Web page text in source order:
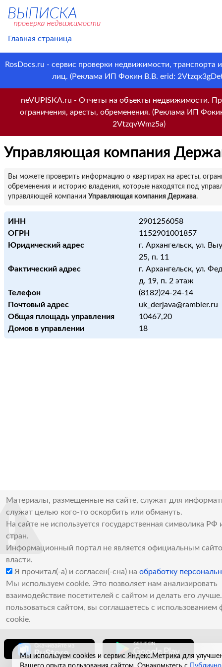
Главная страница
RosDocs.ru - сервис проверки недвижимости, транспорта
лиц. (Реклама ИП Фокин В.В. erid:
neVUPISKA.ru - Отчеты на объекты недвижимости.
ограничения, аресты, обременения. (Реклама ИП
2VtzqvWmz5a)
Управляющая компания
Вы можете проверить информацию о квартирах на аресты,
обременения и историю владения, которые находятся под
управляющей компании Управляющая компания Держава.
ИНН
2901256058
ОГРН
1152901001857
Юридический адрес
г. Архангельск, ул.
25, п. 11
Фактический адрес
г. Архангельск, ул.
д. 19, п. 2 этаж
Телефон
(8182)24-24-14
Почтовый адрес
uk_derjava@rambler.ru
Общая площадь управления
10467,20
Домов в управлении
18
Материалы, размещенные на сайте, служат для
служат целью кого-то оскорбить или обмануть.
На сайте не используется государственная символика РФ
стран.
Информационный портал не является официальным
власти.
Я прочитал(-а) и согласен(-сна) на обработку
Мы используем cookie. Это позволяет нам анализировать
взаимодействие посетителей с сайтом и делать его
пользоваться сайтом, вы соглашаетесь с использованием
cookie.
Мы используем cookies и сервис Яндекс.Метрика для